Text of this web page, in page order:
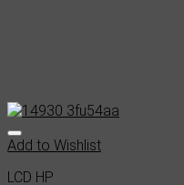
Add to Wishlist
LCD HP